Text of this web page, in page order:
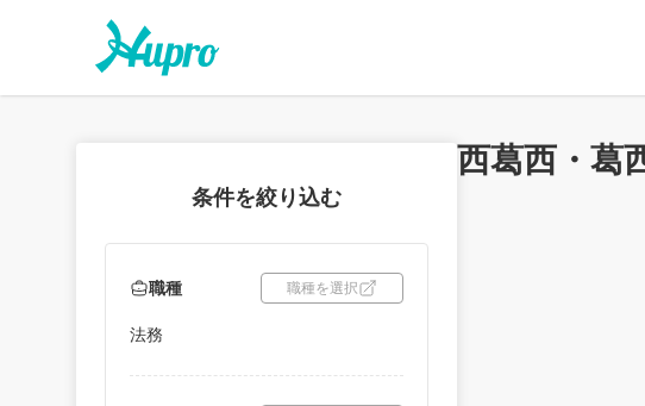
条件を絞り込む
職種 職種を選択
法務
西葛西・葛